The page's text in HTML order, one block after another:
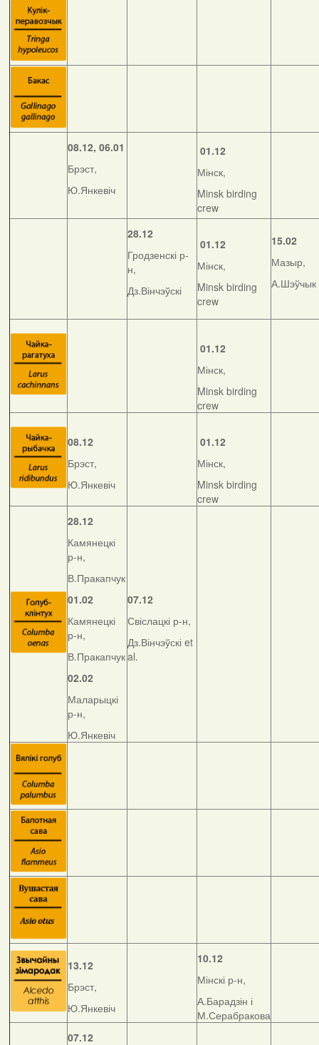
08.12, 06.01
Брэст,
Ю.Янкевіч
01.12
Мінск,
Minsk birding
crew
28.12
Гродзенскі р-
н,
Дз.Вінчэўскі
01.12
Мінск,
Minsk birding
crew
15.02
Мазыр,
А.Шэўчык
01.12
Мінск,
Minsk birding
crew
08.12
Брэст,
Ю.Янкевіч
01.12
Мінск,
Minsk birding
crew
28.12
Камянецкі
р-н,
В.Пракапчук
01.02
Камянецкі
р-н,
В.Пракапчук
02.02
Маларыцкі
р-н,
Ю.Янкевіч
07.12
Свіслацкі р-н,
Дз.Вінчэўскі et
al.
13.12
Брэст,
Ю.Янкевіч
10.12
Мінскі р-н,
А.Барадзін і
М.Серабракова
07.12